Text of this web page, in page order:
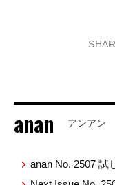
anan アンアン
anan No. 2507 試